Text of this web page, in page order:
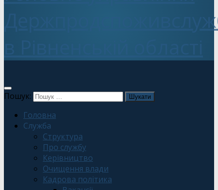
Пошук:
Головна
Служба
Структура
Про службу
Керівництво
Очищення влади
Кадрова політика